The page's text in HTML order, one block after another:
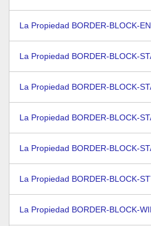
La Propiedad BORDER-BLOCK-
La Propiedad BORDER-BLOCK-
La Propiedad BORDER-BLOCK-
La Propiedad BORDER-BLOCK-
La Propiedad BORDER-BLOCK-
La Propiedad BORDER-BLOCK-
La Propiedad BORDER-BLOCK-